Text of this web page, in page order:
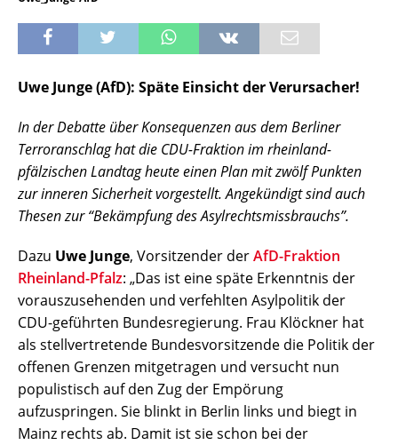
Uwe Junge (AfD): Späte Einsicht der Verursacher!
In der Debatte über Konsequenzen aus dem Berliner
Terroranschlag hat die CDU-Fraktion im rheinland-
pfälzischen Landtag heute einen Plan mit zwölf Punkten
zur inneren Sicherheit vorgestellt. Angekündigt sind auch
Thesen zur “Bekämpfung des Asylrechtsmissbrauchs”.
Dazu Uwe Junge, Vorsitzender derAfD-Fraktion
Rheinland-Pfalz: „Das ist eine späte Erkenntnis der
vorauszusehenden und verfehlten Asylpolitik der
CDU-geführten Bundesregierung. Frau Klöckner hat
als stellvertretende Bundesvorsitzende die Politik der
offenen Grenzen mitgetragen und versucht nun
populistisch auf den Zug der Empörung
aufzuspringen. Sie blinkt in Berlin links und biegt in
Mainz rechts ab. Damit ist sie schon bei der